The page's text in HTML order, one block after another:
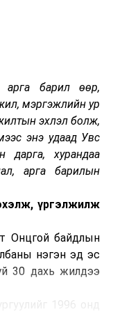
хотын сонин
арга барил өөр,
мэргэжлийн ур
эхлэл болж,
энэ удаад Увс
дарга, хурандаа
арга барилын
үргэлжилж
Онцгой байдлын
нэгэн эд эс
30 дахь жилдээ